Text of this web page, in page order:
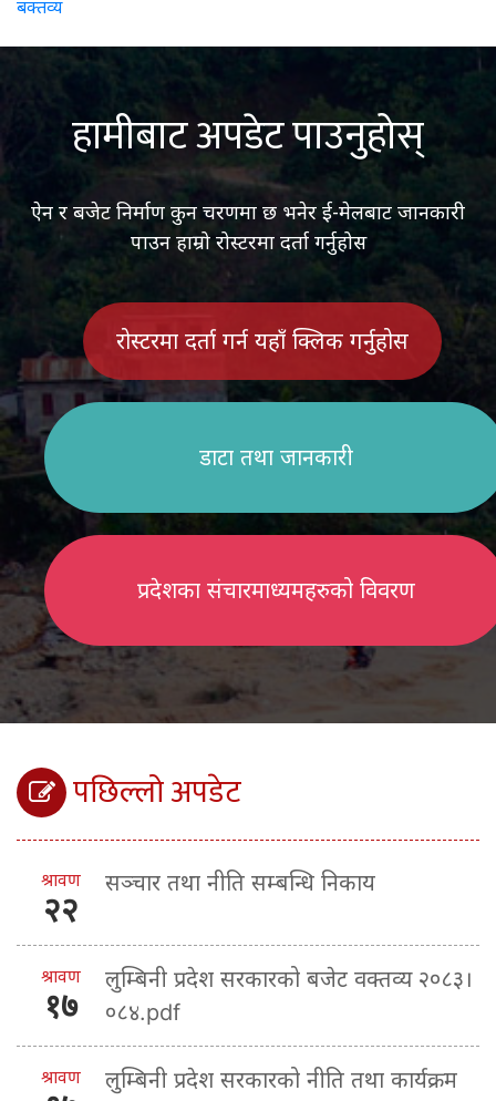
बक्तव्य
हामीबाट अपडेट पाउनुहोस्
ऐन र बजेट निर्माण कुन चरणमा छ भनेर ई-मेलबाट जानकारी
पाउन हाम्रो रोस्टरमा दर्ता गर्नुहोस
रोस्टरमा दर्ता गर्न यहाँ क्लिक गर्नुहोस
डाटा तथा जानकारी
प्रदेशका संचारमाध्यमहरुको विवरण
पछिल्लो अपडेट
श्रावण
२२
सञ्चार तथा नीति सम्बन्धि निकाय
श्रावण
१७
लुम्बिनी प्रदेश सरकारको बजेट वक्तव्य २०८३।
०८४.pdf
श्रावण
लुम्बिनी प्रदेश सरकारको नीति तथा कार्यक्रम